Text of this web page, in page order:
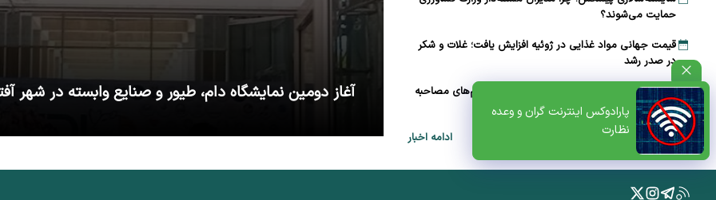
پارادوکس اینترنت گران و وعده
نظارت
حمایت می‌شوند؟
قیمت جهانی مواد غذایی در ژوئیه افزایش یافت؛ غلات و شکر
در صدر رشد
سوال‌های بی‌پاسخ از سکاندار دولت؛ واکاوی ابهام‌های مصاحبه
تلویزیونی پزشکیان
ادامه اخبار
آغاز دومین نمایشگاه دام، طیور و صنایع وابسته در شهر